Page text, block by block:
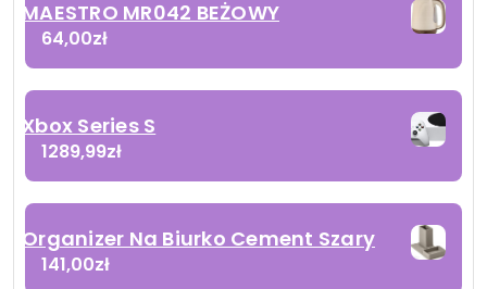
MAESTRO MR042 BEŻOWY
64,00zł
Xbox Series S
1289,99zł
Organizer Na Biurko Cement Szary
141,00zł